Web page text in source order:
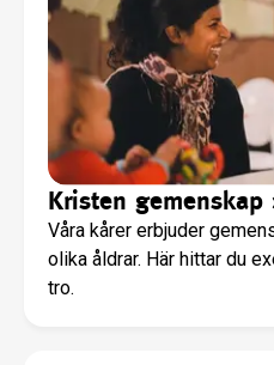
Kristen gemenskap
Våra kårer erbjuder
olika åldrar. Här hittar du
tro.